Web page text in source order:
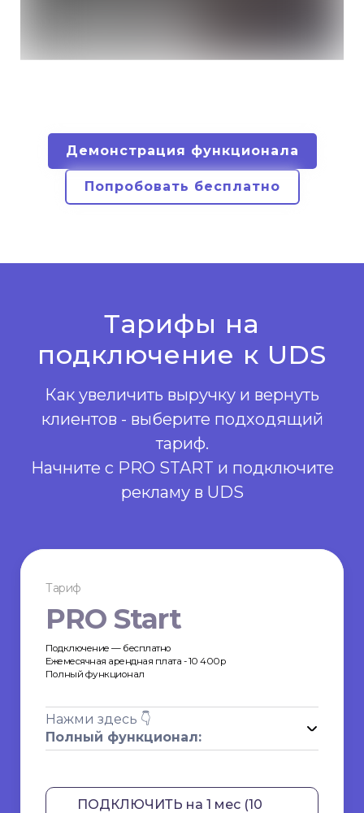
Демонстрация функционала
Попробовать бесплатно
Тарифы на
подключение к UDS
Как увеличить выручку и вернуть
клиентов - выберите подходящий
тариф.
Начните с PRO START и подключите
рекламу в UDS
Тариф
PRO Start
Подключение — бесплатно
Ежемесячная арендная плата - 10 400р
Полный функционал
Нажми здесь 👇
Полный функционал:
ПОДКЛЮЧИТЬ на 1 мес (10